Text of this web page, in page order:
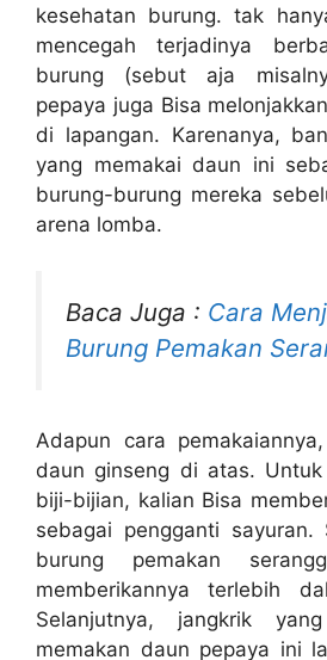
kesehatan burung. tak
mencegah terjadinya
burung (sebut aja
pepaya juga Bisa
di lapangan. Karenanya,
yang memakai daun ini
burung-burung mereka
arena lomba.
Baca Juga : Cara
Burung Pemakan
Adapun cara
daun ginseng di atas.
biji-bijian, kalian Bisa
sebagai pengganti sayuran.
burung pemakan
memberikannya terlebih
Selanjutnya, jangkrik
memakan daun pepaya ini